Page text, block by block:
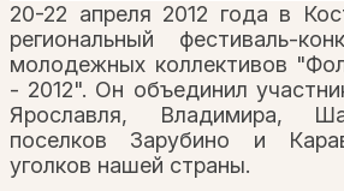
20-22 апреля 2012 года в
региональный фестиваль-
молодежных коллективов
- 2012". Он объединил
Ярославля, Владимира,
поселков Зарубино и
уголков нашей страны.